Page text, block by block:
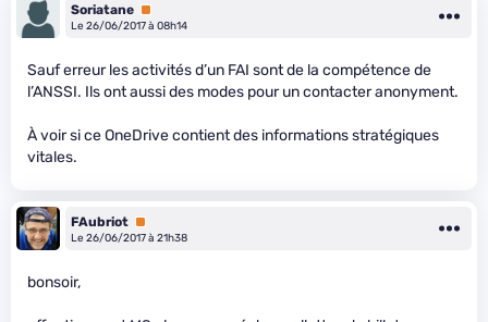
Soriatane Premium
Le 26/06/2017 à 08h14
Sauf erreur les activités d’un FAI sont de la compétence de
l’ANSSI. Ils ont aussi des modes pour un contacter anonyment.
À voir si ce OneDrive contient des informations stratégiques
vitales.
FAubriot Premium
Le 26/06/2017 à 21h38
bonsoir,